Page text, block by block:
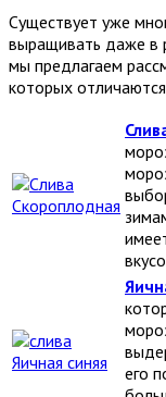
Существует уже
выращивать даже в
мы предлагаем
которых
его